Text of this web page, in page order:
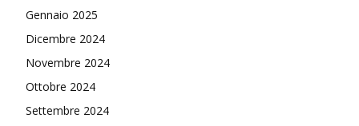
Gennaio 2025
Dicembre 2024
Novembre 2024
Ottobre 2024
Settembre 2024